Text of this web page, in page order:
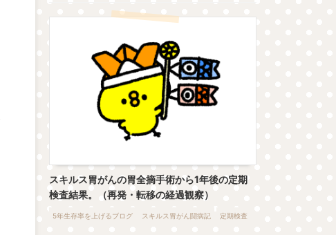
スキルス胃がんの胃全摘手術から1年後の定期
検査結果。（再発・転移の経過観察）
5年生存率を上げるブログ スキルス胃がん闘病記 定期検査